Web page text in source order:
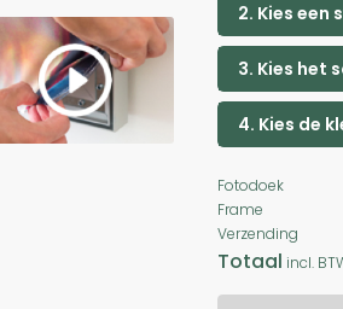
2. Kies een
3. Kies het
4. Kies de
Fotodoek
Frame
Verzending
Totaal incl.